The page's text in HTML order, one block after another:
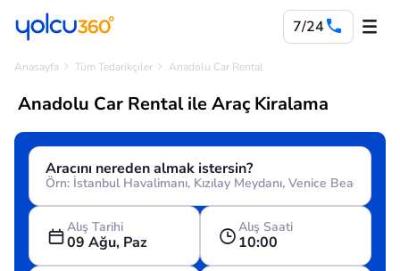
7/24
Anasayfa Tüm Tedarikçiler Anadolu Car Rental
Anadolu Car Rental ile Araç Kiralama
Aracını nereden almak istersin?
Alış Tarihi
09 Ağu, Paz
Alış Saati
10:00